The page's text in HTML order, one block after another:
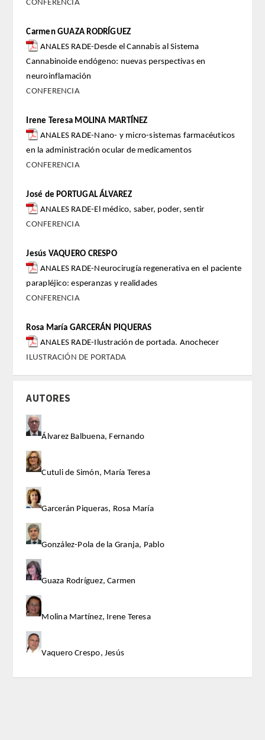
INGENIERíA
ARQUITECTURA Y BELLAS ARTES
VETERINARIA
NUMERO
SUPERNUMERARIOS
Nacionales
HONOR
HISTÓRICO DE ACADÉMICOS
NÚMERO
CORRESPONDIENTES
EXTRANJEROS
HONOR
ACTIVIDADES
ACTIVIDADES REALIZADAS
2026
HISTÓRICO
PREMIOS
CONFERENCIA
Carmen GUAZA RODRÍGUEZ
ANALES RADE-Desde el Cannabis al Sistema
Cannabinoide endógeno: nuevas perspectivas en
neuroinflamación
CONFERENCIA
Irene Teresa MOLINA MARTÍNEZ
ANALES RADE-Nano- y micro-sistemas farmacéuticos
en la administración ocular de medicamentos
CONFERENCIA
José de PORTUGAL ÁLVAREZ
ANALES RADE-El médico, saber, poder, sentir
CONFERENCIA
Jesús VAQUERO CRESPO
ANALES RADE-Neurocirugía regenerativa en el paciente
parapléjico: esperanzas y realidades
CONFERENCIA
Rosa María GARCERÁN PIQUERAS
ANALES RADE-Ilustración de portada. Anochecer
ILUSTRACIÓN DE PORTADA
AUTORES
Álvarez Balbuena, Fernando
Cutuli de Simón, María Teresa
Garcerán Piqueras, Rosa María
González-Pola de la Granja, Pablo
Guaza Rodríguez, Carmen
Molina Martínez, Irene Teresa
Vaquero Crespo, Jesús